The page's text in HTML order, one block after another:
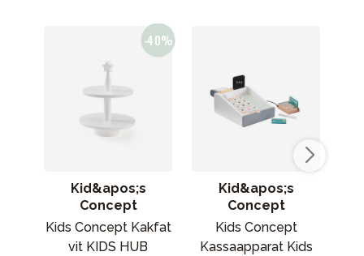
Kid&apos;s
Concept
Kids Concept Kakfat
vit KIDS HUB
Kid&apos;s
Concept
Kids Concept
Kassaapparat Kids